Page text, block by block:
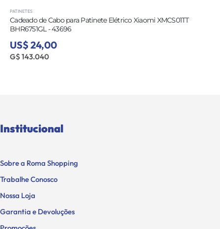
PATINETES
Cadeado de Cabo para Patinete Elétrico Xiaomi XMCS01TT
BHR6751GL - 43696
US$ 24,00
G$ 143.040
Institucional
Sobre a Roma Shopping
Trabalhe Conosco
Nossa Loja
Garantia e Devoluções